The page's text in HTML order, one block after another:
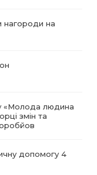
нагороди на
«Молода людина
змін та
допомогу 4